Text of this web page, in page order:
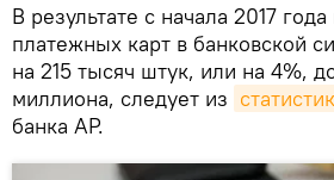
В результате с начала 2017
платежных карт в банковской
на 215 тысяч штук, или на 4%,
миллиона, следует из
банка АР.